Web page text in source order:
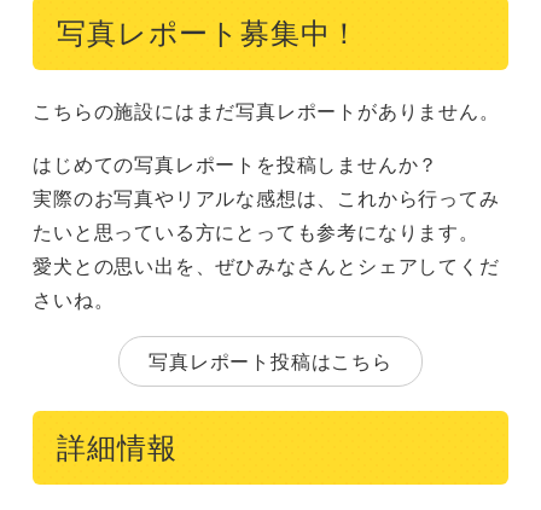
写真レポート募集中！
こちらの施設にはまだ写真レポートがありません。
はじめての写真レポートを投稿しませんか？
実際のお写真やリアルな感想は、これから行ってみ
たいと思っている方にとっても参考になります。
愛犬との思い出を、ぜひみなさんとシェアしてくだ
さいね。
写真レポート投稿はこちら
詳細情報